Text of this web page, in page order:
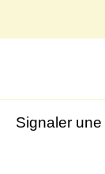
Signaler